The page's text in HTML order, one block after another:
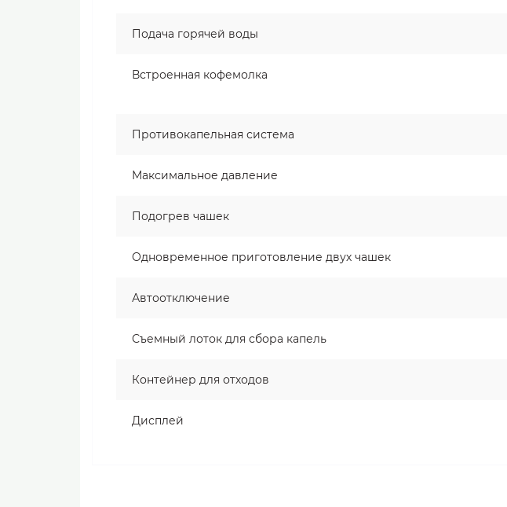
Подача горячей воды
Встроенная кофемолка
Противокапельная система
Максимальное давление
Подогрев чашек
Одновременное приготовление двух чашек
Автоотключение
Съемный лоток для сбора капель
Контейнер для отходов
Дисплей